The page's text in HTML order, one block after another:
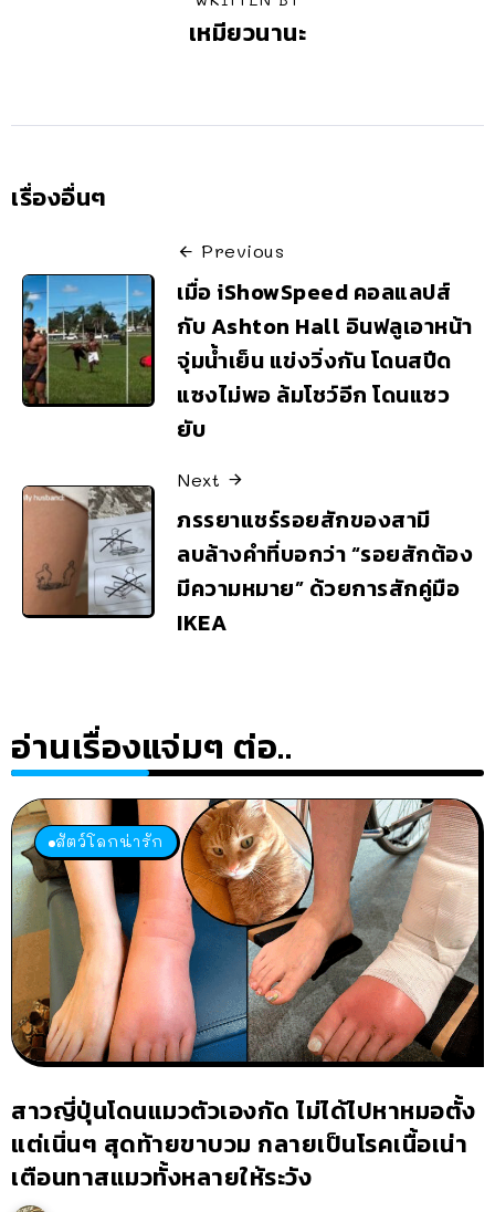
เหมียวนานะ
เรื่องอื่นๆ
Previous
เมื่อ iShowSpeed คอลแลปส์
กับ Ashton Hall อินฟลูเอาหน้า
จุ่มน้ำเย็น แข่งวิ่งกัน โดนสปีด
แซงไม่พอ ล้มโชว์อีก โดนแซว
ยับ
Next
ภรรยาแชร์รอยสักของสามี
ลบล้างคำที่บอกว่า “รอยสักต้อง
มีความหมาย” ด้วยการสักคู่มือ
IKEA
อ่านเรื่องแจ่มๆ ต่อ..
สัตว์โลกน่ารัก
สาวญี่ปุ่นโดนแมวตัวเองกัด ไม่ได้ไปหาหมอตั้ง
แต่เนิ่นๆ สุดท้ายขาบวม กลายเป็นโรคเนื้อเน่า
เตือนทาสแมวทั้งหลายให้ระวัง